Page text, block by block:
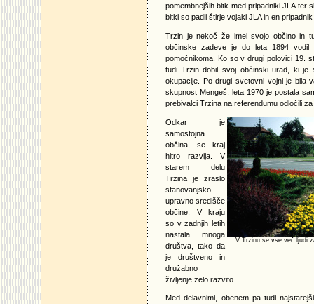
pomembnejših bitk med pripadniki JLA ter
bitki so padli štirje vojaki JLA in en
Trzin je nekoč že imel svojo občino in
občinske zadeve je do leta 1894 vodil
pomočnikoma. Ko so v drugi polovici 19.
tudi Trzin dobil svoj občinski urad, ki je
okupacije. Po drugi svetovni vojni je bila
skupnost Mengeš, leta 1970 je postala
prebivalci Trzina na referendumu odločili
V Trzinu se vse več ljudi
Odkar je
samostojna
občina, se kraj
hitro razvija. V
starem delu
Trzina je zraslo
stanovanjsko
upravno središče
občine. V kraju
so v zadnjih letih
nastala mnoga
društva, tako da
je društveno in
družabno
življenje zelo razvito.
Med delavnimi, obenem pa tudi